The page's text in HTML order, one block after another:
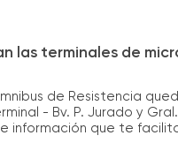
las terminales de
de Resistencia
- Bv. P. Jurado y
información que te